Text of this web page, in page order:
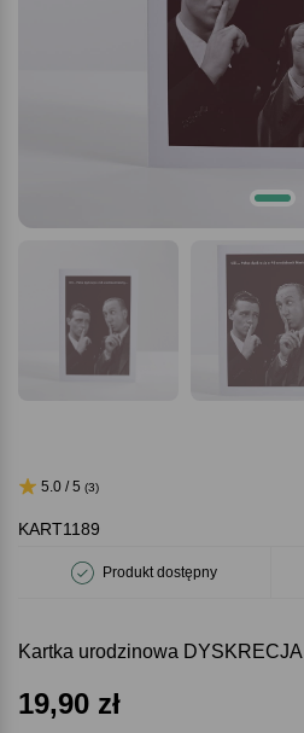
KART1189
Produkt dostępny
5.0 / 5 (3)
Kartka urodzinowa DYSKRECJA
19,90 zł